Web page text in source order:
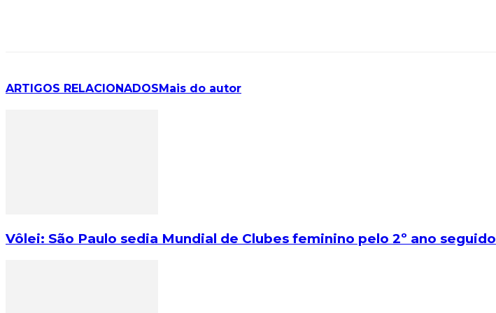
ARTIGOS RELACIONADOSMais do autor
Vôlei: São Paulo sedia Mundial de Clubes feminino pelo 2º ano seguido